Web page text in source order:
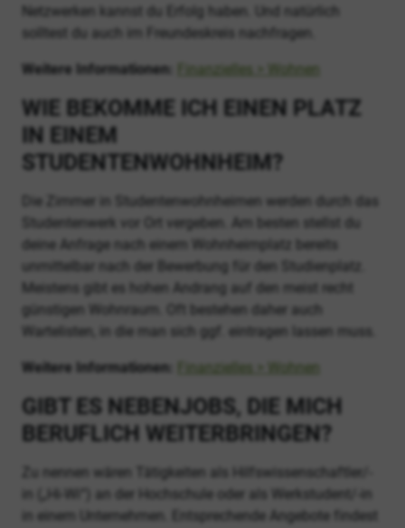
Netzwerken kannst du Erfolg haben. Und natürlich
solltest du auch im Freundeskreis nachfragen.
Weitere Informationen: Finanzielles > Wohnen
WIE BEKOMME ICH EINEN PLATZ
IN EINEM
STUDENTENWOHNHEIM?
Die Zimmer in Studentenwohnheimen werden durch das
Studentenwerk vor Ort vergeben. Am besten stellst du
deine Anfrage nach einem Wohnheimplatz bereits
unmittelbar nach der Bewerbung für den Studienplatz.
Meistens gibt es hohen Andrang auf den meist recht
günstigen Wohnraum. Oft bestehen daher auch
Wartelisten, in die man sich ggf. eintragen lassen muss.
Weitere Informationen: Finanzielles > Wohnen
GIBT ES NEBENJOBS, DIE MICH
BERUFLICH WEITERBRINGEN?
Zu nennen wären Tätigkeiten als Hilfswissenschaftler/-
in („Hi-Wi“) an der Hochschule oder als Werkstudent/-in
in einem Unternehmen. Entsprechende Angebote findest